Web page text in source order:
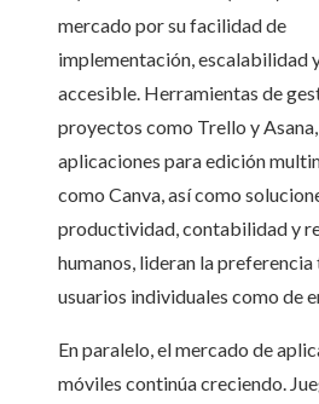
mercado por su facilidad de
implementación, escalabilidad
accesible. Herramientas de
proyectos como Trello y Asana,
aplicaciones para edición
como Canva, así como
productividad, contabilidad y
humanos, lideran la
usuarios individuales como de
En paralelo, el mercado de
móviles continúa creciendo.